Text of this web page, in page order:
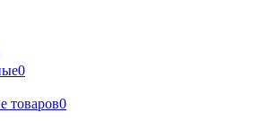
0
товаров0